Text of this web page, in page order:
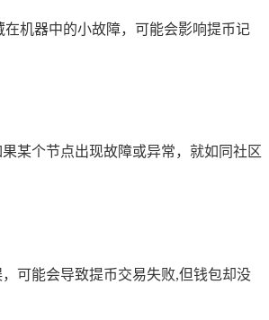
机器中的小故障，可能会影响提币记
某个节点出现故障或异常，就如同社区
可能会导致提币交易失败,但钱包却没